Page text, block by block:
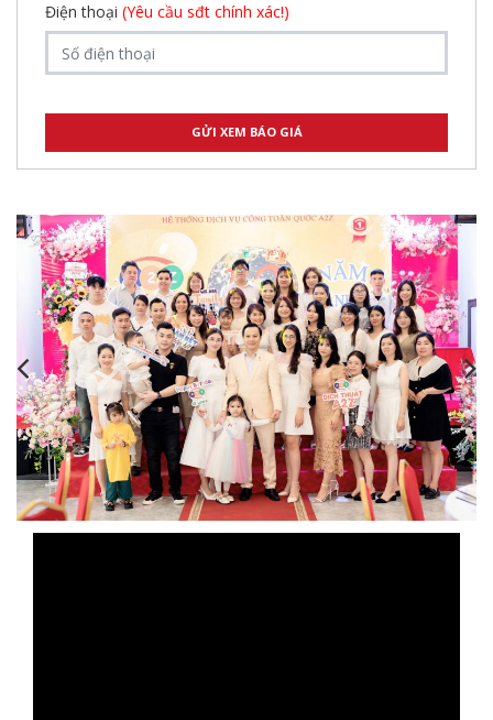
Điện thoại (Yêu cầu sđt chính xác!)
,, ,,,,,